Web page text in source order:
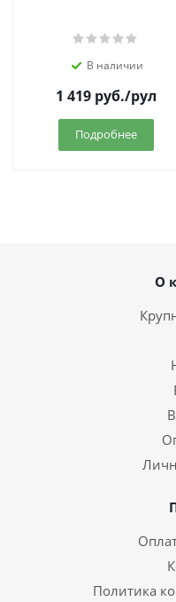
В наличии
1 419руб./рул
Подробнее
О
Политика